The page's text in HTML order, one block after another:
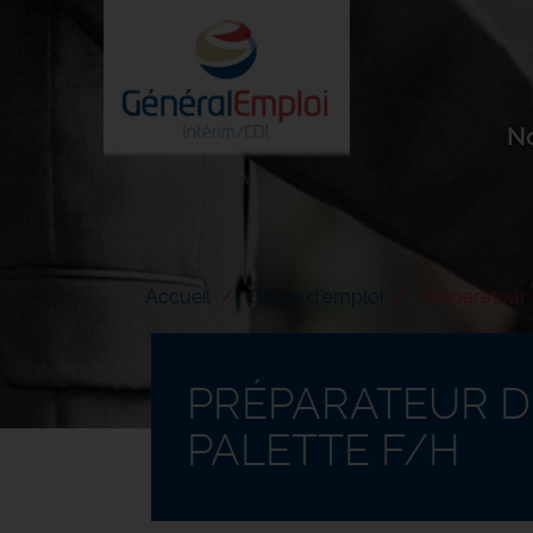
Accueil Offres d'emploi
PRÉPARATEUR
PALETTE F/H